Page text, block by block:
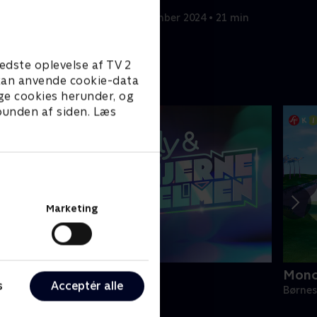
oplevelse af TV 2
anvende cookie-data
cookies herunder, og
af siden. Læs
Marketing
Acceptér alle
19. september 2024 • 21 min
og Hjernehjelmen
• 1 sæsoner